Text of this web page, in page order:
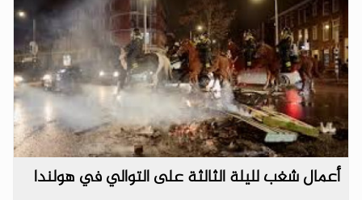
أعمال شغب لليلة الثالثة على التوالي في هولندا